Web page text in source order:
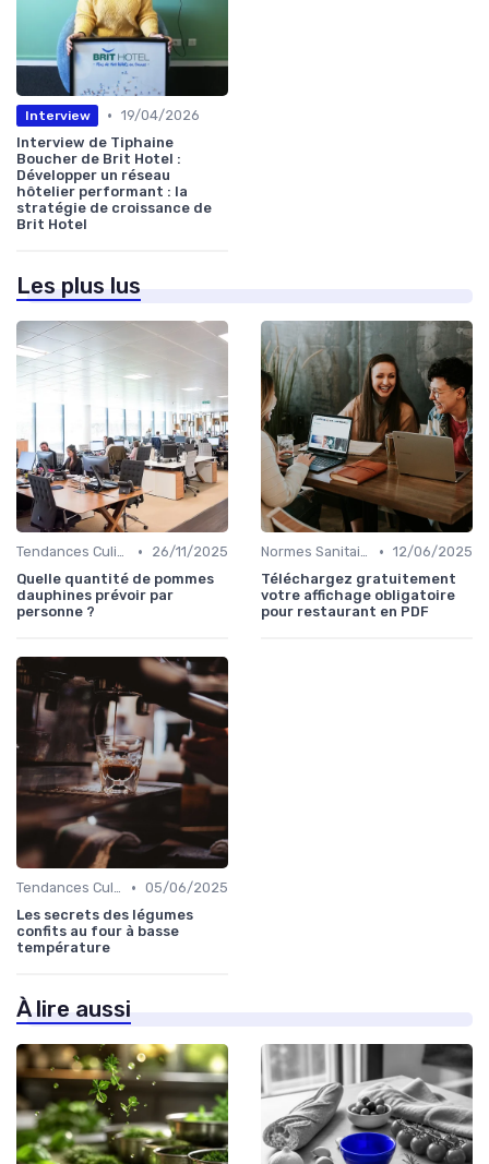
Interview • 19/04/2026
Interview de Tiphaine
Boucher de Brit Hotel :
Développer un réseau
hôtelier performant : la
stratégie de croissance de
Brit Hotel
Les plus lus
Tendances Culinaire •
26/11/2025
Quelle quantité de pommes
dauphines prévoir par
personne ?
Normes Sanitaires • 12/06/2025
Téléchargez gratuitement
votre affichage obligatoire
pour restaurant en PDF
Tendances Culinaire • 05/06/2025
Les secrets des légumes
confits au four à basse
température
À lire aussi